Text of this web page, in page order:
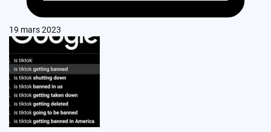
19 mars 2023